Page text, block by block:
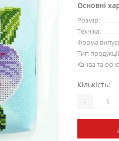
Основні
Розмір:
Техніка:
Форма
Тип
Канва та
Кількість:
-